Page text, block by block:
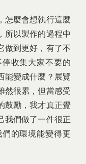
怎麼會想執行這麼
所以製作的過程中
做到更好，有了不
收集大家不要的
能變成什麼？展覽
然很累，但當感受
鼓勵，我才真正覺
我們做了一件很正
的環境能變得更